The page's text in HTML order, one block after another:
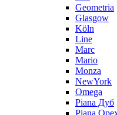
Geometria
Glasgow
Köln
Line
Marc
Mario
Monza
NewYork
Omega
Piana Дуб
Piana